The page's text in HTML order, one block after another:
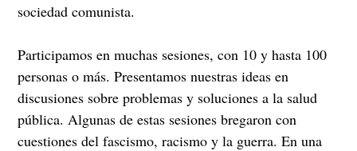
sociedad comunista.
Participamos en muchas sesiones, con 10 y hasta 100
personas o más. Presentamos nuestras ideas en
discusiones sobre problemas y soluciones a la salud
pública. Algunas de estas sesiones bregaron con
cuestiones del fascismo, racismo y la guerra. En una